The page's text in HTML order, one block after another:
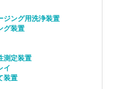
ジング用洗浄装置
グ装置
測定装置
イ
装置